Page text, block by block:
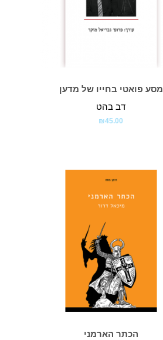
מסע פואטי בחייו של מדען
דב בהט
₪45.00
הכתר הארמני